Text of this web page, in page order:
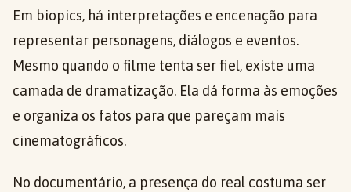
Em biopics, há interpretações e encenação para
representar personagens, diálogos e eventos.
Mesmo quando o filme tenta ser fiel, existe uma
camada de dramatização. Ela dá forma às emoções
e organiza os fatos para que pareçam mais
cinematográficos.
No documentário, a presença do real costuma ser